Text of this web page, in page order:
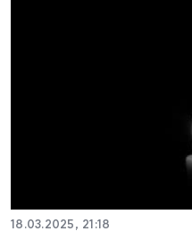
18.03.2025, 21:18